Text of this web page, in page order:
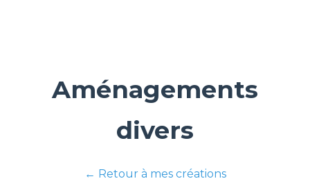
Aménagements
divers
← Retour à mes créations